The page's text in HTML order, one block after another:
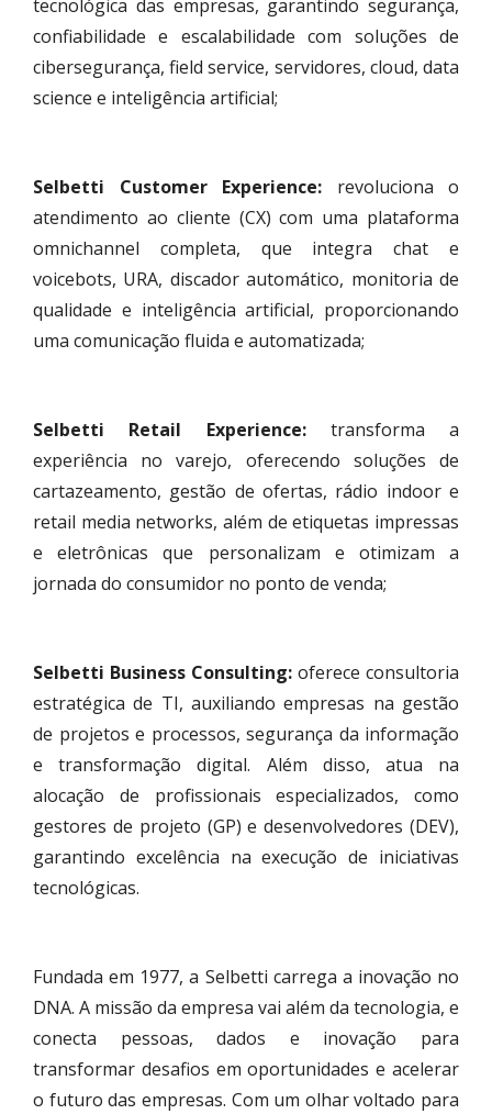
tecnológica das empresas, garantindo segurança,
confiabilidade e escalabilidade com soluções de
cibersegurança, field service, servidores, cloud, data
science e inteligência artificial;
Selbetti Customer Experience: revoluciona o
atendimento ao cliente (CX) com uma plataforma
omnichannel completa, que integra chat e
voicebots, URA, discador automático, monitoria de
qualidade e inteligência artificial, proporcionando
uma comunicação fluida e automatizada;
Selbetti Retail Experience:transforma a
experiência no varejo, oferecendo soluções de
cartazeamento, gestão de ofertas, rádio indoor e
retail media networks, além de etiquetas impressas
e eletrônicas que personalizam e otimizam a
jornada do consumidor no ponto de venda;
Selbetti Business Consulting: oferece consultoria
estratégica de TI, auxiliando empresas na gestão
de projetos e processos, segurança da informação
e transformação digital. Além disso, atua na
alocação de profissionais especializados, como
gestores de projeto (GP) e desenvolvedores (DEV),
garantindo excelência na execução de iniciativas
tecnológicas.
Fundada em 1977, a Selbetti carrega a inovação no
DNA. A missão da empresa vai além da tecnologia, e
conecta pessoas, dados e inovação para
transformar desafios em oportunidades e acelerar
o futuro das empresas. Com um olhar voltado para